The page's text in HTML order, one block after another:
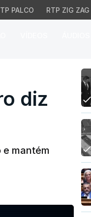
PALCO RTP ZIG ZAG
que
diz
e mantém